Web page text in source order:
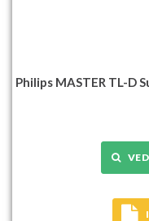
Philips MASTER TL-D